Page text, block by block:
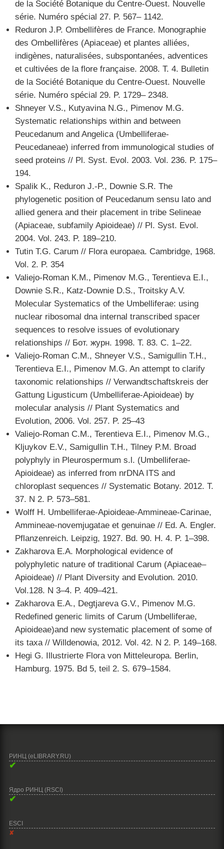
de la Société Botanique du Centre-Ouest. Nouvelle
série. Numéro spécial 27. P. 567– 1142.
Reduron J.P. Ombellifères de France. Monographie
des Ombellifères (Apiaceae) et plantes alliées,
indigènes, naturalisées, subspontanées, adventices
et cultivées de la flore française. 2008. T. 4. Bulletin
de la Société Botanique du Centre-Ouest. Nouvelle
série. Numéro spécial 29. P. 1729– 2348.
Shneyer V.S., Kutyavina N.G., Pimenov M.G.
Systematic relationships within and between
Peucedanum and Angelica (Umbelliferae-
Peucedaneae) inferred from immunological studies of
seed proteins // Pl. Syst. Evol. 2003. Vol. 236. P. 175–
194.
Spalik K., Reduron J.-P., Downie S.R. The
phylogenetic position of Peucedanum sensu lato and
allied genera and their placement in tribe Selineae
(Apiaceae, subfamily Apioideae) // Pl. Syst. Evol.
2004. Vol. 243. P. 189–210.
Tutin T.G. Carum // Flora europaea. Cambridge, 1968.
Vol. 2. P. 354
Valiejo-Roman К.М., Pimenov M.G., Terentieva E.I.,
Downie S.R., Katz-Downie D.S., Troitsky A.V.
Molecular Systematics of the Umbelliferae: using
nuclear ribosomal dna internal transcribed spacer
sequences to resolve issues of evolutionary
relationships // Бот. журн. 1998. T. 83. C. 1–22.
Valiejo-Roman C.M., Shneyer V.S., Samigullin T.H.,
Terentieva E.I., Pimenov M.G. An attempt to clarify
taxonomic relationships // Verwandtschaftskreis der
Gattung Ligusticum (Umbelliferae-Apioideae) by
molecular analysis // Plant Systematics and
Evolution, 2006. Vol. 257. P. 25–43
Valiejo-Roman C.M., Terentieva E.I., Pimenov M.G.,
Kljuykov E.V., Samigullin T.H., Tilney P.M. Broad
polyphyly in Pleurospermum s.l. (Umbelliferae-
Apioideae) as inferred from nrDNA ITS and
chloroplast sequences // Systematic Botany. 2012. Т.
37. N 2. P. 573–581.
Wolff H. Umbelliferae-Apioideae-Ammineae-Carinae,
Ammineae-novemjugatae et genuinae // Ed. A. Engler.
Pflanzenreich. Leipzig, 1927. Bd. 90. H. 4. P. 1–398.
Zakharova E.A. Morphological evidence of
polyphyletic nature of traditional Carum (Apiaceae–
Apioideae) // Plant Diversity and Evolution. 2010.
Vol.128. N 3–4. P. 409–421.
Zakharova E.A., Degtjareva G.V., Pimenov M.G.
Redefined generic limits of Carum (Umbelliferae,
Apioideae)and new systematic placement of some of
its taxa // Willdenowia, 2012. Vol. 42. N 2. P. 149–168.
Hegi G. Illustrierte Flora von Mitteleuropa. Berlin,
Hamburg. 1975. Bd 5, teil 2. S. 679–1584.
РИНЦ (eLIBRARY.RU)
✔
Ядро РИНЦ (RSCI)
✔
ESCI
✘